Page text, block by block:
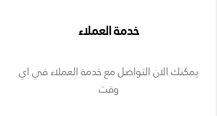
خدمة العملاء
يمكنك الان التواصل مع خدمة العملاء في اي
وقت